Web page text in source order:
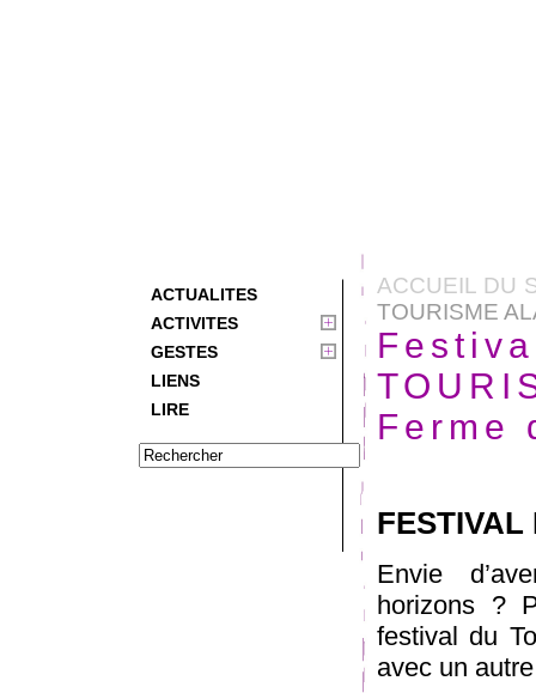
ACTUALITES
ACTIVITES
GESTES
LIENS
LIRE
ACCUEIL DU
TOURISME
Ferme
FESTIVAL
Envie
horizons ?
festival du
avec un